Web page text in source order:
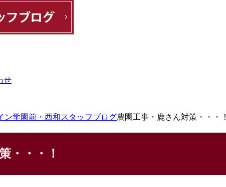
せ
学園前・西和スタッフブログ農園工事・鹿さん対策・・・！
・・・！